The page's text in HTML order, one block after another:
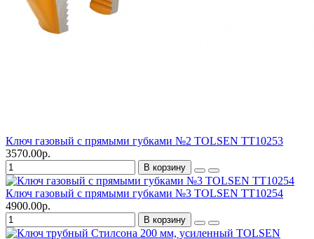
Ключ газовый с прямыми губками №2 TOLSEN TT10253
3570.00р.
В корзину
Ключ газовый с прямыми губками №3 TOLSEN TT10254
4900.00р.
В корзину